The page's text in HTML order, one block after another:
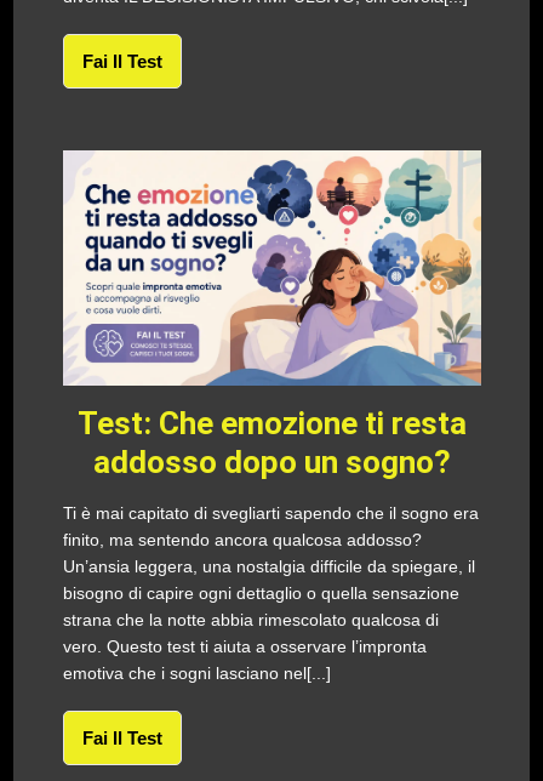
Fai Il Test
Test: Che emozione ti resta
addosso dopo un sogno?
Ti è mai capitato di svegliarti sapendo che il sogno era
finito, ma sentendo ancora qualcosa addosso?
Un’ansia leggera, una nostalgia difficile da spiegare, il
bisogno di capire ogni dettaglio o quella sensazione
strana che la notte abbia rimescolato qualcosa di
vero. Questo test ti aiuta a osservare l’impronta
emotiva che i sogni lasciano nel[...]
Fai Il Test